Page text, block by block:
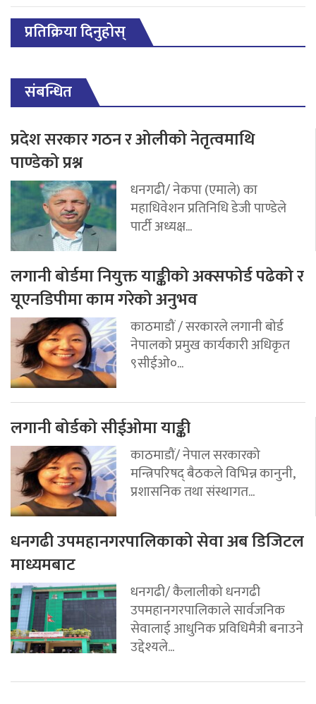
प्रतिक्रिया दिनुहोस्
संबन्धित
प्रदेश सरकार गठन र ओलीको नेतृत्वमाथि
पाण्डेको प्रश्न
धनगढी/ नेकपा (एमाले) का
महाधिवेशन प्रतिनिधि डेजी पाण्डेले
पार्टी अध्यक्ष...
लगानी बोर्डमा नियुक्त याङ्कीको अक्सफोर्ड पढेको र
यूएनडिपीमा काम गरेको अनुभव
काठमाडौं / सरकारले लगानी बोर्ड
नेपालको प्रमुख कार्यकारी अधिकृत
९सीईओ०...
लगानी बोर्डको सीईओमा याङ्की
काठमाडौं/ नेपाल सरकारको
मन्त्रिपरिषद् बैठकले विभिन्न कानुनी,
प्रशासनिक तथा संस्थागत...
धनगढी उपमहानगरपालिकाको सेवा अब डिजिटल
माध्यमबाट
धनगढी/ कैलालीको धनगढी
उपमहानगरपालिकाले सार्वजनिक
सेवालाई आधुनिक प्रविधिमैत्री बनाउने
उद्देश्यले...